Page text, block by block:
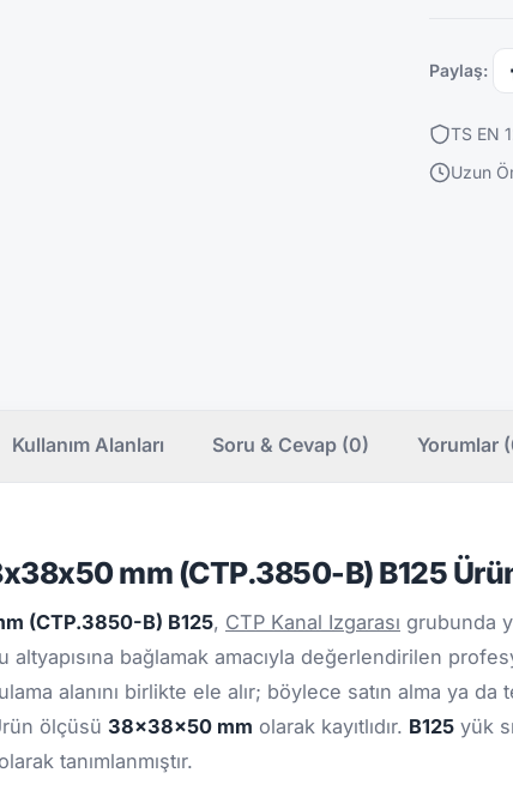
Paylaş:
TS EN
Uzun
Kullanım Alanları Soru & Cevap (0) Yorumlar
mm (CTP.3850-B) B125
(CTP.3850-B) B125, CTP Kanal Izgarası grubunda
altyapısına bağlamak amacıyla değerlendirilen
alanını birlikte ele alır; böylece satın alma ya
ölçüsü 38x38x50 mm olarak kayıtlıdır. B125 yük
olarak tanımlanmıştır.